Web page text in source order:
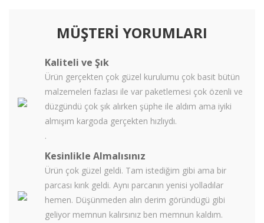
MÜŞTERİ YORUMLARI
Kaliteli ve Şık
Ürün gerçekten çok güzel kurulumu çok basit bütün
malzemeleri fazlası ile var paketlemesi çok özenli ve
düzgündü çok şık alırken şüphe ile aldım ama iyiki
almışım kargoda gerçekten hızlıydı.
.
Kesinlikle Almalısınız
Ürün çok güzel geldi. Tam istediğim gibi ama bir
parcası kırık geldi. Aynı parcanın yenisi yolladılar
hemen. Düşünmeden alın derim göründügü gibi
geliyor memnun kalırsınız ben memnun kaldım.